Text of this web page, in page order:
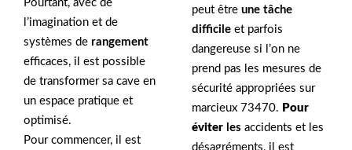
Pourtant, avec de
l’imagination et de
systèmes de rangement
efficaces, il est possible
de transformer sa cave en
un espace pratique et
optimisé.
Pour commencer, il est
peut être une tâche
difficile et parfois
dangereuse si l’on ne
prend pas les mesures de
sécurité appropriées sur
marcieux 73470. Pour
éviter les accidents et les
désagréments, il est